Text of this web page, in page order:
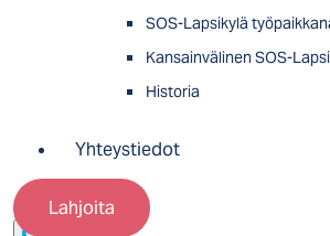
SOS-Lapsikylä
Kansainvälinen SOS-
Historia
Yhteystiedot
Lahjoita